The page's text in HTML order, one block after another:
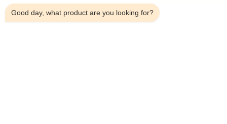
Good day, what product are you looking for?